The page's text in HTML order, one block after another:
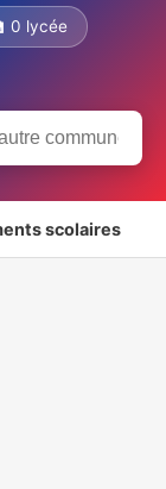
0 lycée
scolaires